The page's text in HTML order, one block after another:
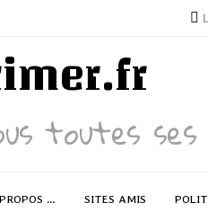
toutes
… SITES AMIS